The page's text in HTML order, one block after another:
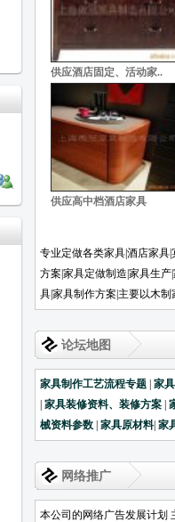
供应酒店固定、活动家..
供应高中档酒店家具
专业定做各类家具|酒店家具
方案|家具定做制造|家具生
具|家具制作方案|主要以木
论坛地图
家具制作工艺流程专题 家
家具装修资料、装修方案
械资料参数 家具原材料 家
网络推广
本公司的网络广告发展计划